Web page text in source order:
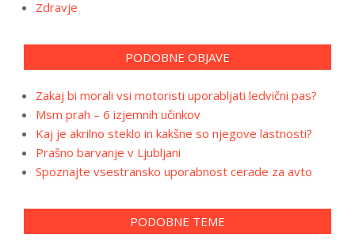
Zdravje
PODOBNE OBJAVE
Zakaj bi morali vsi motoristi uporabljati ledvični pas?
Msm prah – 6 izjemnih učinkov
Kaj je akrilno steklo in kakšne so njegove lastnosti?
Prašno barvanje v Ljubljani
Spoznajte vsestransko uporabnost cerade za avto
PODOBNE TEME